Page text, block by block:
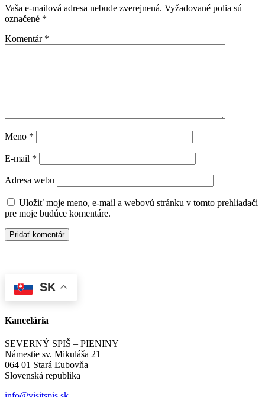
Vaša e-mailová adresa nebude zverejnená. Vyžadované polia sú
označené *
Komentár *
Meno *
E-mail *
Adresa webu
Uložiť moje meno, e-mail a webovú stránku v tomto prehliadači
pre moje budúce komentáre.
SK
Kancelária
SEVERNÝ SPIŠ – PIENINY
Námestie sv. Mikuláša 21
064 01 Stará Ľubovňa
Slovenská republika